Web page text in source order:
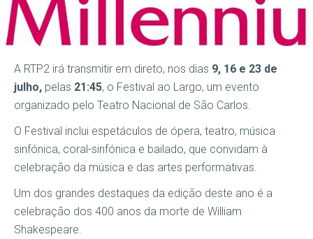
A RTP2 irá transmitir em direto, nos dias 9, 16 e 23 de
julho, pelas 21:45, o Festival ao Largo, um evento
organizado pelo Teatro Nacional de São Carlos.
O Festival inclui espetáculos de ópera, teatro, música
sinfónica, coral-sinfónica e bailado, que convidam à
celebração da música e das artes performativas.
Um dos grandes destaques da edição deste ano é a
celebração dos 400 anos da morte de William
Shakespeare.